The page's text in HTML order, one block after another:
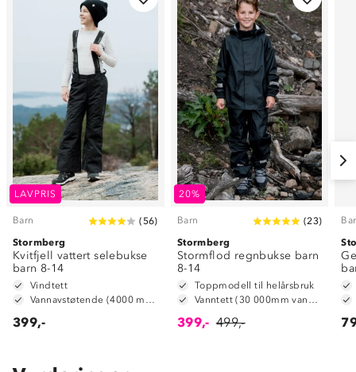
LAVPRIS
Barn (56)
Stormberg
Kvitfjell vattert selebukse
barn 8-14
Vindtett
399,-
20%
Barn (23)
Stormberg
Stormflod regnbukse barn
8-14
Toppmodell til helårsbruk
399,- 499,-